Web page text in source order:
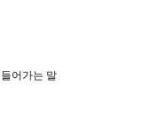
들어가는 말